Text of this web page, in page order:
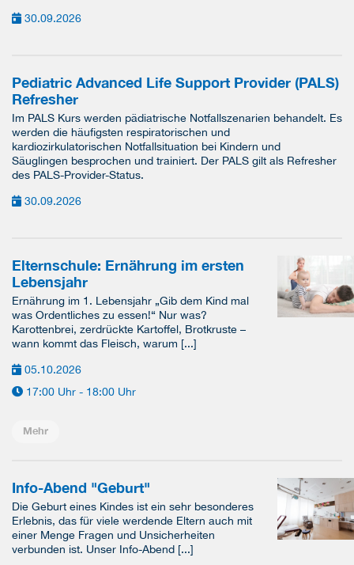
30.09.2026
Pediatric Advanced Life Support Provider (PALS)
Refresher
Im PALS Kurs werden pädiatrische Notfallszenarien behandelt. Es
werden die häufigsten respiratorischen und
kardiozirkulatorischen Notfallsituation bei Kindern und
Säuglingen besprochen und trainiert. Der PALS gilt als Refresher
des PALS-Provider-Status.
30.09.2026
Elternschule: Ernährung im ersten
Lebensjahr
Ernährung im 1. Lebensjahr „Gib dem Kind mal
was Ordentliches zu essen!“ Nur was?
Karottenbrei, zerdrückte Kartoffel, Brotkruste –
wann kommt das Fleisch, warum [...]
05.10.2026
17:00 Uhr - 18:00 Uhr
Mehr
Info-Abend "Geburt"
Die Geburt eines Kindes ist ein sehr besonderes
Erlebnis, das für viele werdende Eltern auch mit
einer Menge Fragen und Unsicherheiten
verbunden ist. Unser Info-Abend [...]